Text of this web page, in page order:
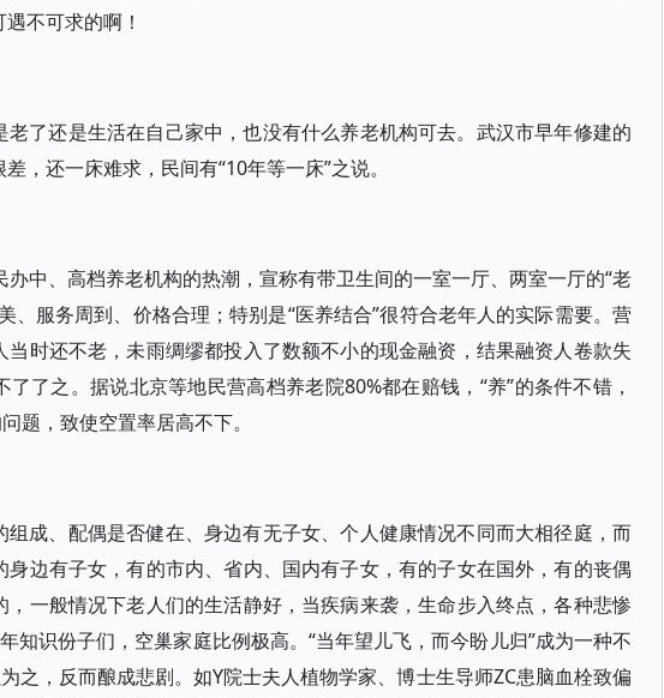
不可求的啊！
老了还是生活在自己家中，也没有什么养老机构可去。武汉市早年修建的
，还一床难求，民间有“10年等一床”之说。
中、高档养老机构的热潮，宣称有带卫生间的一室一厅、两室一厅的“老
、服务周到、价格合理；特别是“医养结合”很符合老年人的实际需要。营
时还不老，未雨绸缪都投入了数额不小的现金融资，结果融资人卷款失
了之。据说北京等地民营高档养老院80%都在赔钱，“养”的条件不错，
题，致使空置率居高不下。
组成、配偶是否健在、身边有无子女、个人健康情况不同而大相径庭，而
边有子女，有的市内、省内、国内有子女，有的子女在国外，有的丧偶
一般情况下老人们的生活静好，当疾病来袭，生命步入终点，各种悲惨
知识份子们，空巢家庭比例极高。“当年望儿飞，而今盼儿归”成为一种不
之，反而酿成悲剧。如Y院士夫人植物学家、博士生导师ZC患脑血栓致偏